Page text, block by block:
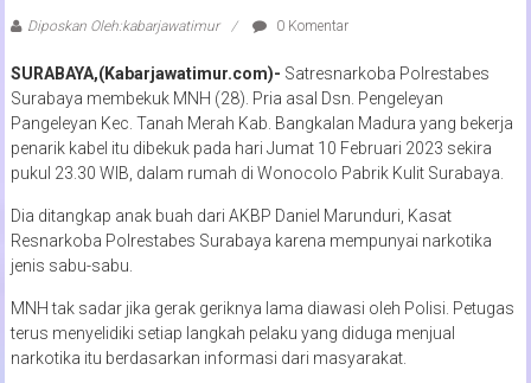
Diposkan Oleh:kabarjawatimur 0 Komentar
SURABAYA,(Kabarjawatimur.com)- Satresnarkoba Polrestabes
Surabaya membekuk MNH (28). Pria asal Dsn. Pengeleyan
Pangeleyan Kec. Tanah Merah Kab. Bangkalan Madura yang bekerja
penarik kabel itu dibekuk pada hari Jumat 10 Februari 2023 sekira
pukul 23.30 WIB, dalam rumah di Wonocolo Pabrik Kulit Surabaya.
Dia ditangkap anak buah dari AKBP Daniel Marunduri, Kasat
Resnarkoba Polrestabes Surabaya karena mempunyai narkotika
jenis sabu-sabu.
MNH tak sadar jika gerak geriknya lama diawasi oleh Polisi. Petugas
terus menyelidiki setiap langkah pelaku yang diduga menjual
narkotika itu berdasarkan informasi dari masyarakat.